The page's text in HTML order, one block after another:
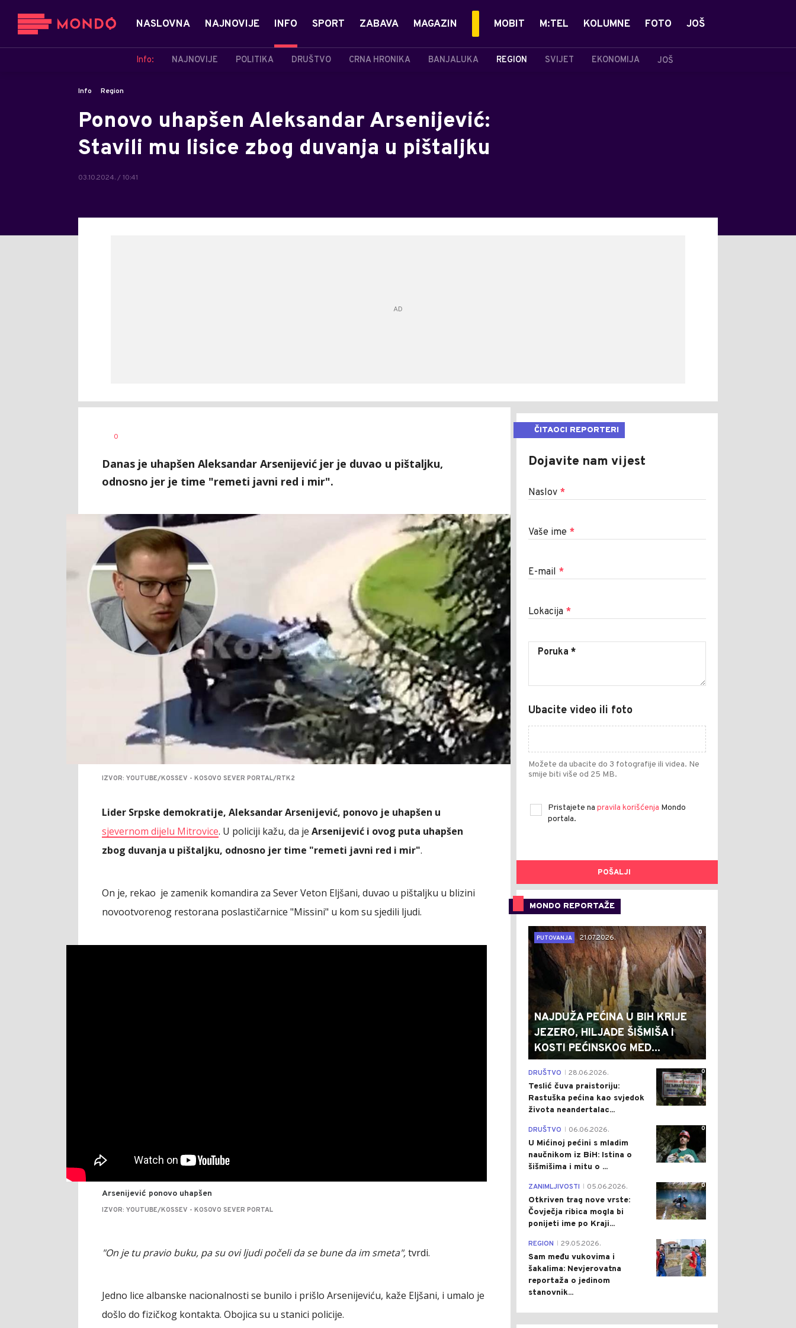
NASLOVNA NAJNOVIJE INFO
Info: NAJNOVIJE POLITIKA DRUŠTVO CRNA HRONIKA BANJALUKA REGION SVIJET EKONOMIJA JOŠ
SPORT ZABAVA MAGAZIN MOBIT M:TEL KOLUMNE FOTO JOŠ
Info Region
Ponovo uhapšen Aleksandar Arsenijević:
Stavili mu lisice zbog duvanja u pištaljku
03.10.2024. / 10:41
AUTOR
0
Danas je uhapšen Aleksandar Arsenijević jer je duvao u pištaljku,
odnosno jer je time "remeti javni red i mir".
IZVOR: YOUTUBE/KOSSEV - KOSOVO SEVER PORTAL/RTK2
Lider Srpske demokratije, Aleksandar Arsenijević, ponovo je uhapšen u
sjevernom dijelu Mitrovice. U policiji kažu, da je Arsenijević i ovog puta uhapšen
zbog duvanja u pištaljku, odnosno jer time "remeti javni red i mir".
On je, rekao je zamenik komandira za Sever Veton Eljšani, duvao u pištaljku u blizini
novootvorenog restorana poslastičarnice "Missini" u kom su sjedili ljudi.
Arsenijević ponovo uhapšen
IZVOR: YOUTUBE/KOSSEV - KOSOVO SEVER PORTAL
"On je tu pravio buku, pa su ovi ljudi počeli da se bune da im smeta",tvrdi.
Jedno lice albanske nacionalnosti se bunilo i prišlo Arsenijeviću, kaže Eljšani, i umalo je
došlo do fizičkog kontakta. Obojica su u stanici policije.
ČITAOCI REPORTERI
Dojavite nam vijest
Naslov *
Vaše ime *
E-mail *
Lokacija *
Ubacite video ili foto
Možete da ubacite do 3 fotografije ili videa. Ne
smije biti više od 25 MB.
Pristajete na pravila korišćenja Mondo
portala.
POŠALJI
MONDO REPORTAŽE
0
PUTOVANJA
21.07.2026.
NAJDUŽA PEĆINA U BIH KRIJE
JEZERO, HILJADE ŠIŠMIŠA I
KOSTI PEĆINSKOG MED...
0
DRUŠTVO 28.06.2026.
Teslić čuva praistoriju:
Rastuška pećina kao svjedok
života neandertalac...
0
DRUŠTVO 06.06.2026.
U Mićinoj pećini s mladim
naučnikom iz BiH: Istina o
šišmišima i mitu o ...
0
ZANIMLJIVOSTI 05.06.2026.
Otkriven trag nove vrste:
Čovječja ribica mogla bi
ponijeti ime po Kraji...
0
REGION 29.05.2026.
Sam među vukovima i
šakalima: Nevjerovatna
reportaža o jedinom
stanovnik...